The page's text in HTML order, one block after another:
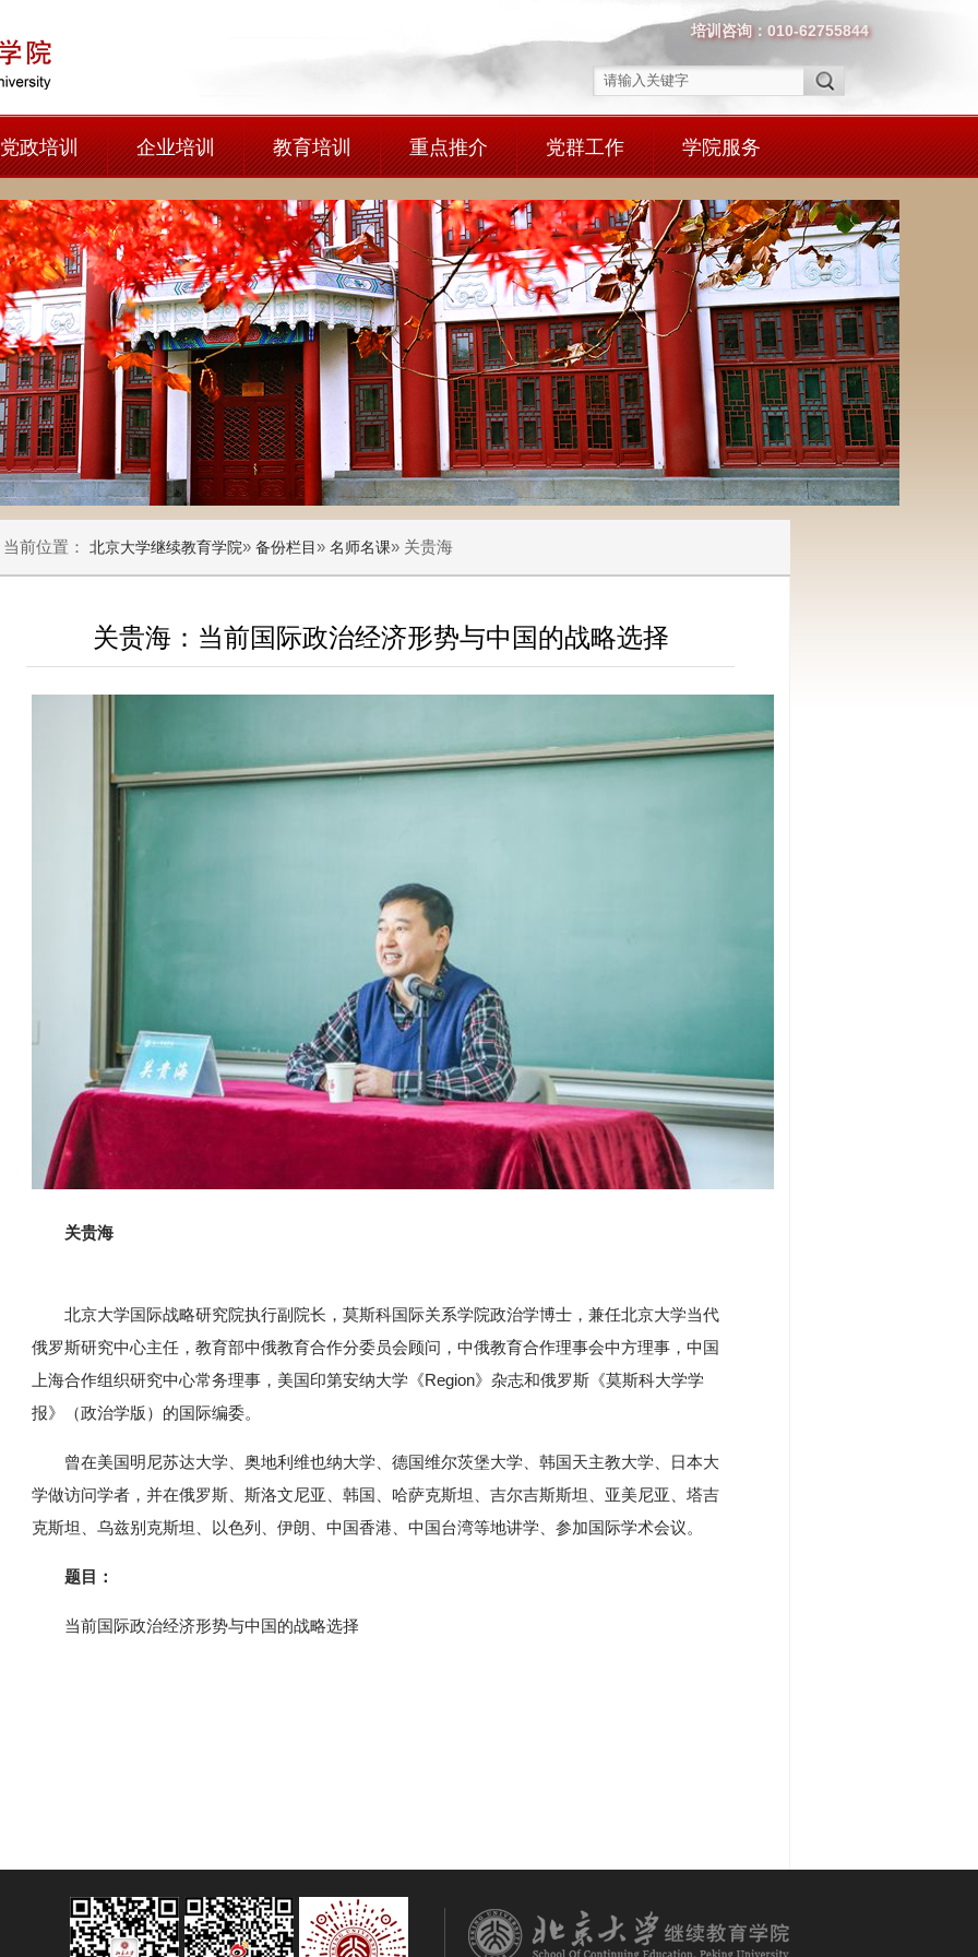
培训咨询：010-62755844
党政培训 企业培训 教育培训 重点推介 党群工作 学院服务
当前位置： 北京大学继续教育学院» 备份栏目» 名师名课» 关贵海
关贵海：当前国际政治经济形势与中国的战略选择
关贵海
北京大学国际战略研究院执行副院长，莫斯科国际关系学院政治学博士，兼任北京大学当代
俄罗斯研究中心主任，教育部中俄教育合作分委员会顾问，中俄教育合作理事会中方理事，中国
上海合作组织研究中心常务理事，美国印第安纳大学《Region》杂志和俄罗斯《莫斯科大学学
报》（政治学版）的国际编委。
曾在美国明尼苏达大学、奥地利维也纳大学、德国维尔茨堡大学、韩国天主教大学、日本大
学做访问学者，并在俄罗斯、斯洛文尼亚、韩国、哈萨克斯坦、吉尔吉斯斯坦、亚美尼亚、塔吉
克斯坦、乌兹别克斯坦、以色列、伊朗、中国香港、中国台湾等地讲学、参加国际学术会议。
题目：
当前国际政治经济形势与中国的战略选择